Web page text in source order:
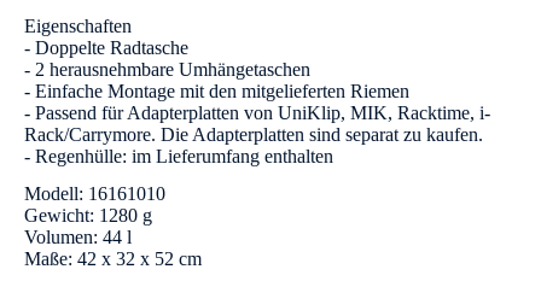
Eigenschaften
- Doppelte Radtasche
- 2 herausnehmbare Umhängetaschen
- Einfache Montage mit den mitgelieferten Riemen
- Passend für Adapterplatten von UniKlip, MIK, Racktime, i-
Rack/Carrymore. Die Adapterplatten sind separat zu kaufen.
- Regenhülle: im Lieferumfang enthalten
Modell: 16161010
Gewicht: 1280 g
Volumen: 44 l
Maße: 42 x 32 x 52 cm